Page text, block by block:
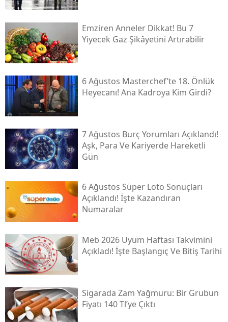
Emziren Anneler Dikkat! Bu 7
Yiyecek Gaz Şikâyetini Artırabilir
6 Ağustos Masterchef’te 18. Önlük
Heyecanı! Ana Kadroya Kim Girdi?
7 Ağustos Burç Yorumları Açıklandı!
Aşk, Para Ve Kariyerde Hareketli
Gün
6 Ağustos Süper Loto Sonuçları
Açıklandı! İşte Kazandıran
Numaralar
Meb 2026 Uyum Haftası Takvimini
Açıkladı! İşte Başlangıç Ve Bitiş Tarihi
Sigarada Zam Yağmuru: Bir Grubun
Fiyatı 140 Tl’ye Çıktı